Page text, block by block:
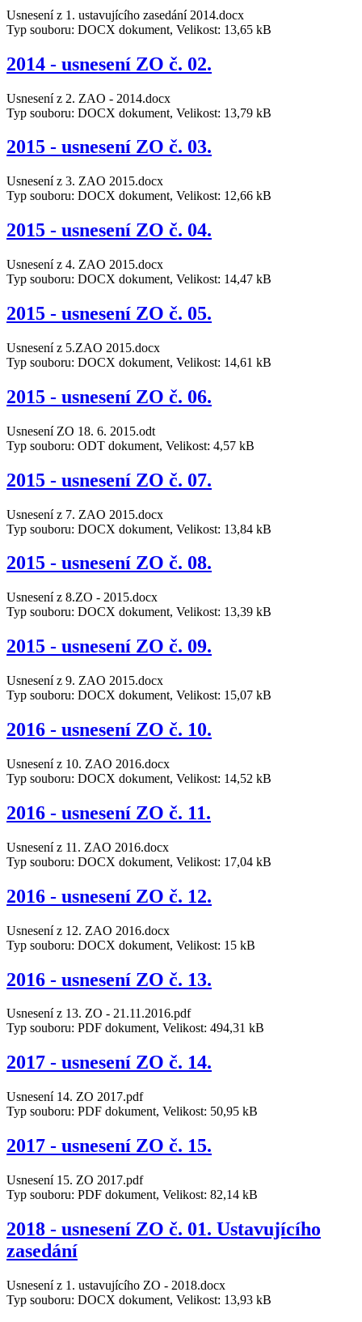
Usnesení z 1. ustavujícího zasedání 2014.docx
Typ souboru: DOCX dokument, Velikost: 13,65 kB
2014 - usnesení ZO č. 02.
Usnesení z 2. ZAO - 2014.docx
Typ souboru: DOCX dokument, Velikost: 13,79 kB
2015 - usnesení ZO č. 03.
Usnesení z 3. ZAO 2015.docx
Typ souboru: DOCX dokument, Velikost: 12,66 kB
2015 - usnesení ZO č. 04.
Usnesení z 4. ZAO 2015.docx
Typ souboru: DOCX dokument, Velikost: 14,47 kB
2015 - usnesení ZO č. 05.
Usnesení z 5.ZAO 2015.docx
Typ souboru: DOCX dokument, Velikost: 14,61 kB
2015 - usnesení ZO č. 06.
Usnesení ZO 18. 6. 2015.odt
Typ souboru: ODT dokument, Velikost: 4,57 kB
2015 - usnesení ZO č. 07.
Usnesení z 7. ZAO 2015.docx
Typ souboru: DOCX dokument, Velikost: 13,84 kB
2015 - usnesení ZO č. 08.
Usnesení z 8.ZO - 2015.docx
Typ souboru: DOCX dokument, Velikost: 13,39 kB
2015 - usnesení ZO č. 09.
Usnesení z 9. ZAO 2015.docx
Typ souboru: DOCX dokument, Velikost: 15,07 kB
2016 - usnesení ZO č. 10.
Usnesení z 10. ZAO 2016.docx
Typ souboru: DOCX dokument, Velikost: 14,52 kB
2016 - usnesení ZO č. 11.
Usnesení z 11. ZAO 2016.docx
Typ souboru: DOCX dokument, Velikost: 17,04 kB
2016 - usnesení ZO č. 12.
Usnesení z 12. ZAO 2016.docx
Typ souboru: DOCX dokument, Velikost: 15 kB
2016 - usnesení ZO č. 13.
Usnesení z 13. ZO - 21.11.2016.pdf
Typ souboru: PDF dokument, Velikost: 494,31 kB
2017 - usnesení ZO č. 14.
Usnesení 14. ZO 2017.pdf
Typ souboru: PDF dokument, Velikost: 50,95 kB
2017 - usnesení ZO č. 15.
Usnesení 15. ZO 2017.pdf
Typ souboru: PDF dokument, Velikost: 82,14 kB
2018 - usnesení ZO č. 01. Ustavujícího
zasedání
Usnesení z 1. ustavujícího ZO - 2018.docx
Typ souboru: DOCX dokument, Velikost: 13,93 kB